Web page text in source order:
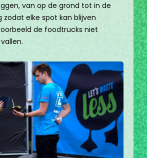
van op de grond tot in de
zodat elke spot kan blijven
de foodtrucks niet